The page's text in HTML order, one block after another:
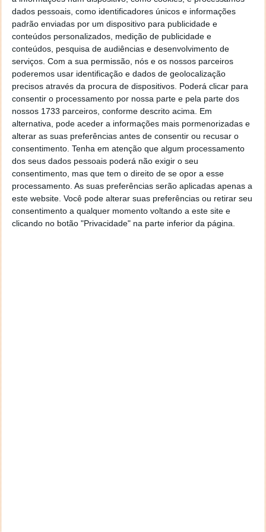
dados pessoais, como identificadores únicos e informações
padrão enviadas por um dispositivo para publicidade e
conteúdos personalizados, medição de publicidade e
conteúdos, pesquisa de audiências e desenvolvimento de
serviços. Com a sua permissão, nós e os nossos parceiros
poderemos usar identificação e dados de geolocalização
precisos através da procura de dispositivos. Poderá clicar para
consentir o processamento por nossa parte e pela parte dos
nossos 1733 parceiros, conforme descrito acima. Em
alternativa, pode aceder a informações mais pormenorizadas e
alterar as suas preferências antes de consentir ou recusar o
consentimento. Tenha em atenção que algum processamento
dos seus dados pessoais poderá não exigir o seu
consentimento, mas que tem o direito de se opor a esse
processamento. As suas preferências serão aplicadas apenas a
este website. Você pode alterar suas preferências ou retirar seu
consentimento a qualquer momento voltando a este site e
clicando no botão "Privacidade" na parte inferior da página.
vídeos armazenados na galeria,bem como
conteúdos reproduzidos em aplicações de
terceiros.
Segundo a Apple, as legendas serão geradas
localmente para garantir a privacidade dos
utilizadores. O sistema irá ativar automaticamente
as legendas em vídeos que não disponham dessa
opção, estando disponível não só no iPhone,
também no iPad, Mac, Apple TV e Vision Pro.